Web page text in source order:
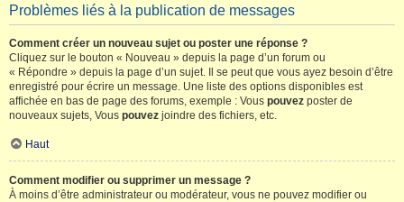
Problèmes liés à la publication de messages
Comment créer un nouveau sujet ou poster une réponse ?
Cliquez sur le bouton « Nouveau » depuis la page d’un forum ou
« Répondre » depuis la page d’un sujet. Il se peut que vous ayez besoin d’être
enregistré pour écrire un message. Une liste des options disponibles est
affichée en bas de page des forums, exemple : Vous pouvez poster de
nouveaux sujets, Vous pouvez joindre des fichiers, etc.
Haut
Comment modifier ou supprimer un message ?
À moins d’être administrateur ou modérateur, vous ne pouvez modifier ou